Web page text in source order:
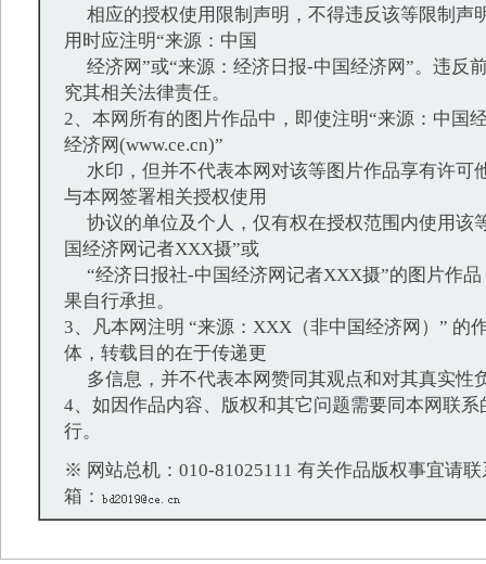
相应的授权使用限制声明，不得违反该等限制声
用时应注明“来源：中国
经济网”或“来源：经济日报-中国经济网”。违反
究其相关法律责任。
2、本网所有的图片作品中，即使注明“来源：中国
经济网(www.ce.cn)”
水印，但并不代表本网对该等图片作品享有许可
与本网签署相关授权使用
协议的单位及个人，仅有权在授权范围内使用该
国经济网记者XXX摄”或
“经济日报社-中国经济网记者XXX摄”的图片作品
果自行承担。
3、凡本网注明 “来源：XXX（非中国经济网）” 的
体，转载目的在于传递更
多信息，并不代表本网赞同其观点和对其真实性
4、如因作品内容、版权和其它问题需要同本网联系
行。
※ 网站总机：010-81025111 有关作品版权事宜请联
箱：